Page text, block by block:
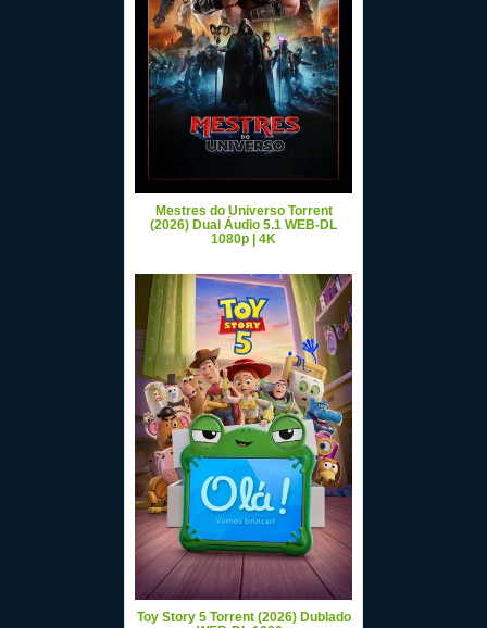
Mestres do Universo Torrent
(2026) Dual Áudio 5.1 WEB-DL
1080p | 4K
Toy Story 5 Torrent (2026) Dublado